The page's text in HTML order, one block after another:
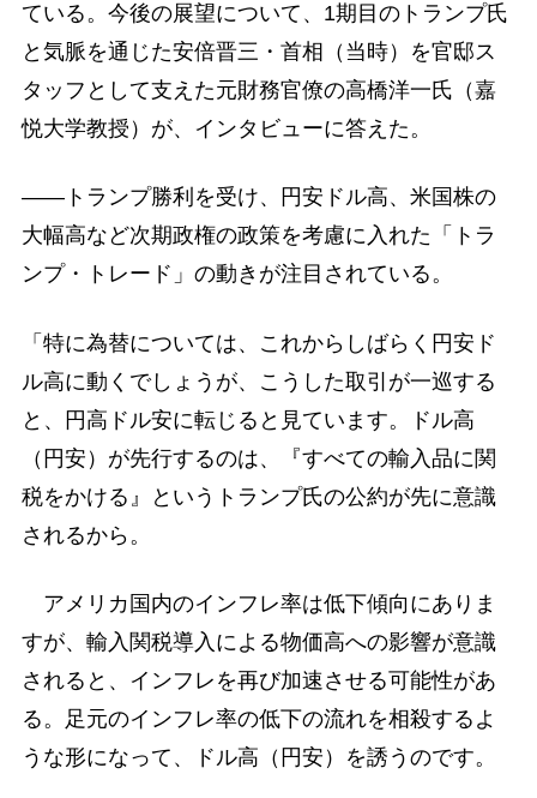
ている。今後の展望について、1期目のトランプ氏
と気脈を通じた安倍晋三・首相（当時）を官邸ス
タッフとして支えた元財務官僚の高橋洋一氏（嘉
悦大学教授）が、インタビューに答えた。
――トランプ勝利を受け、円安ドル高、米国株の
大幅高など次期政権の政策を考慮に入れた「トラ
ンプ・トレード」の動きが注目されている。
「特に為替については、これからしばらく円安ド
ル高に動くでしょうが、こうした取引が一巡する
と、円高ドル安に転じると見ています。ドル高
（円安）が先行するのは、『すべての輸入品に関
税をかける』というトランプ氏の公約が先に意識
されるから。
アメリカ国内のインフレ率は低下傾向にありま
すが、輸入関税導入による物価高への影響が意識
されると、インフレを再び加速させる可能性があ
る。足元のインフレ率の低下の流れを相殺するよ
うな形になって、ドル高（円安）を誘うのです。